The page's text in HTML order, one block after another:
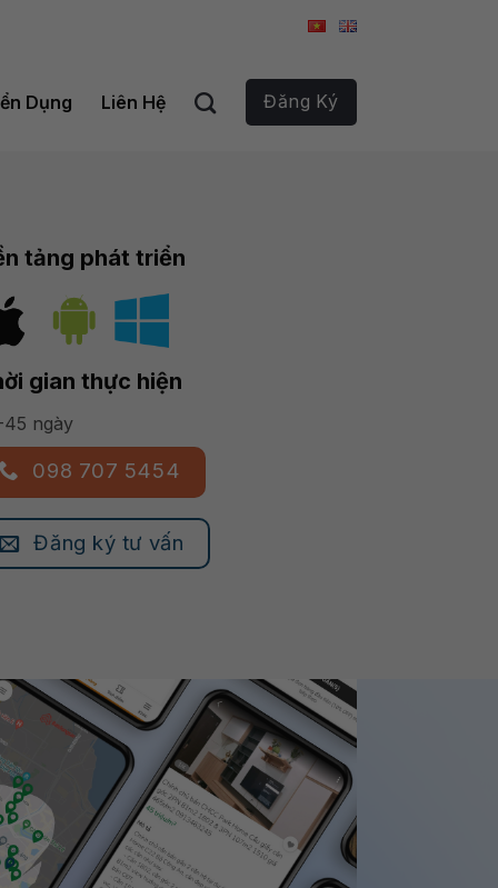
Dụng Liên Hệ Đăng Ký
tảng phát triển
gian thực hiện
ngày
098 707 5454
Đăng ký tư vấn